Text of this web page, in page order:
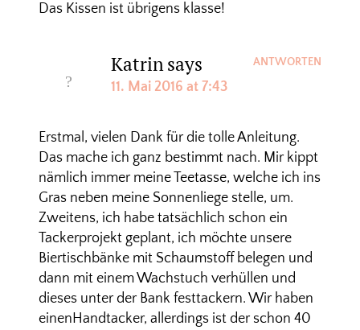
Das Kissen ist übrigens klasse!
Katrinsays
11. Mai 2016 at 7:43
Erstmal, vielen Dank für die tolle Anleitung.
Das mache ich ganz bestimmt nach. Mir kippt
nämlich immer meine Teetasse, welche ich ins
Gras neben meine Sonnenliege stelle, um.
Zweitens, ich habe tatsächlich schon ein
Tackerprojekt geplant, ich möchte unsere
Biertischbänke mit Schaumstoff belegen und
dann mit einem Wachstuch verhüllen und
dieses unter der Bank festtackern. Wir haben
einenHandtacker, allerdings ist der schon 40
ANTWORTEN